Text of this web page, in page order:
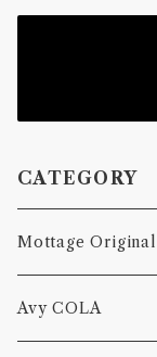
CATEGORY
Mottage Original
Tシャツ
Avy COLA